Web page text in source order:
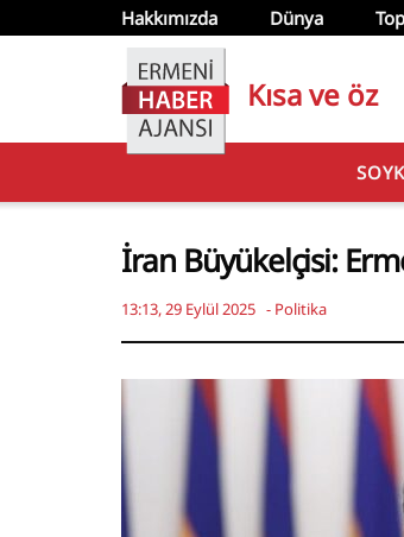
Hakkımızda Dünya
Kısa ve öz
İran Büyükelçisi:
13:13, 29 Eylül 2025 - Politika